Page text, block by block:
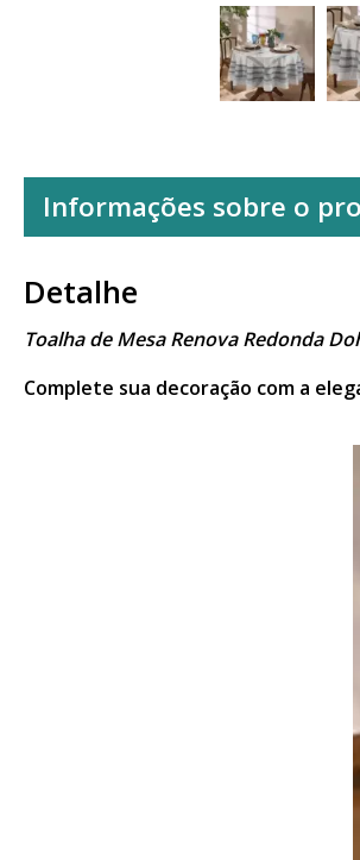
Informações sobre o
Detalhe
Toalha de Mesa Renova Redonda
Complete sua decoração com a